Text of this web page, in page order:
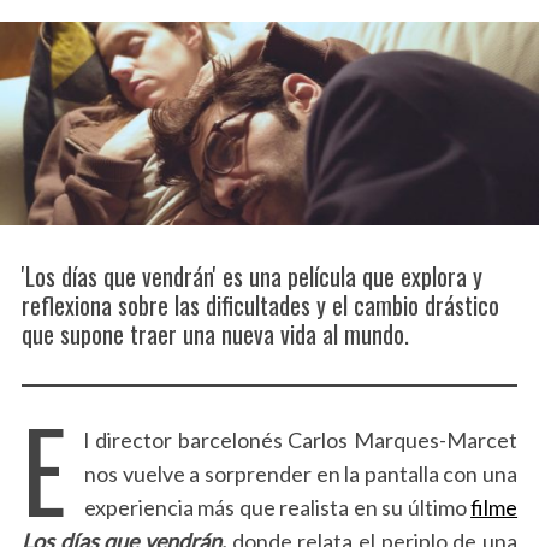
'Los días que vendrán' es una película que explora y
reflexiona sobre las dificultades y el cambio drástico
que supone traer una nueva vida al mundo.
E
l director barcelonés Carlos Marques-Marcet
nos vuelve a sorprender en la pantalla con una
experiencia más que realista en su últimofilme
Los días que vendrán, donde relata el periplo de una